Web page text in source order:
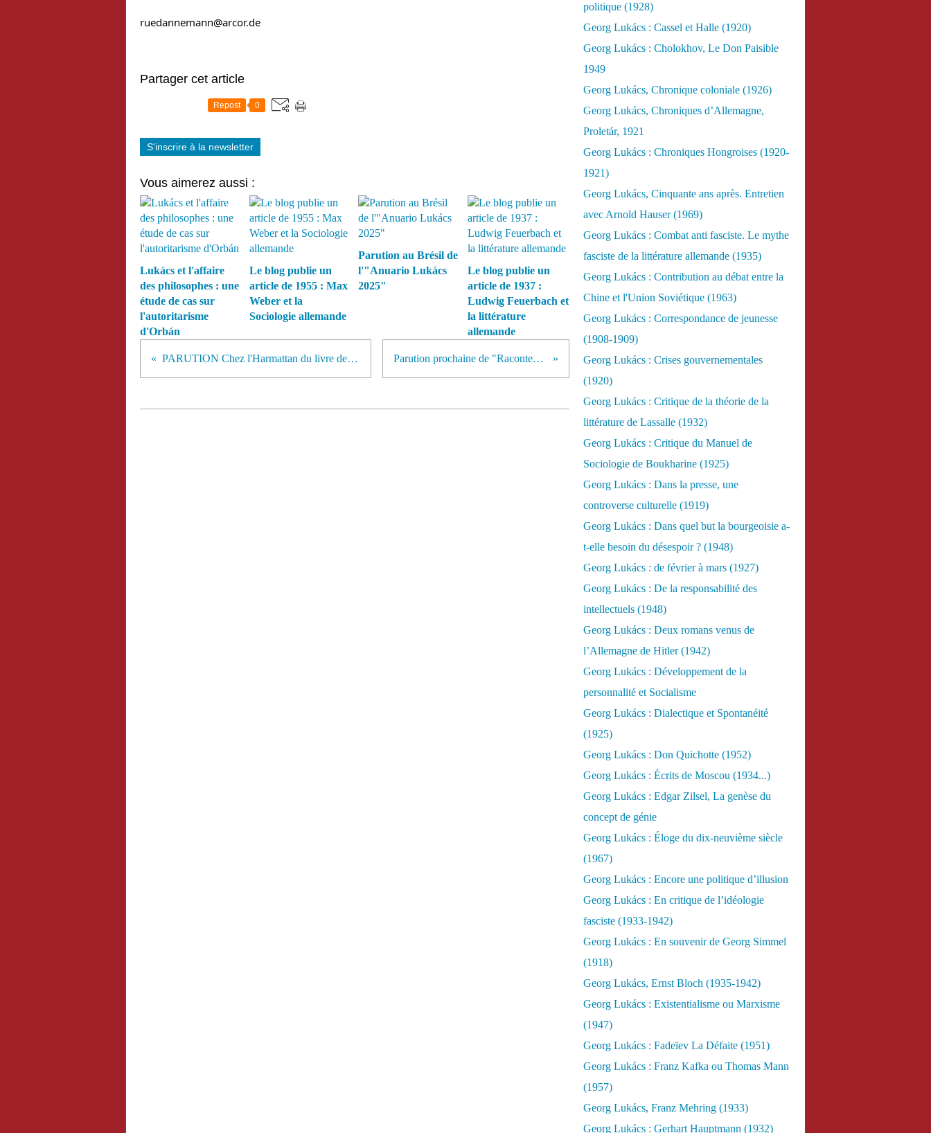
ruedannemann@arcor.de
Partager cet article
Repost 0
S'inscrire à la newsletter
Vous aimerez aussi :
Lukács et l'affaire
des philosophes : une
étude de cas sur
l'autoritarisme
d'Orbán
Le blog publie un
article de 1955 : Max
Weber et la
Sociologie allemande
Parution au Brésil de
l'"Anuario Lukács
2025"
Le blog publie un
article de 1937 :
Ludwig Feuerbach et
la littérature
allemande
PARUTION Chez l'Harmattan du livre de Nikos Foufas. Parution prochaine de "Raconter ou décrire"
politique (1928)
Georg Lukács : Cassel et Halle (1920)
Georg Lukács : Cholokhov, Le Don Paisible
1949
Georg Lukács, Chronique coloniale (1926)
Georg Lukács, Chroniques d’Allemagne,
Proletár, 1921
Georg Lukács : Chroniques Hongroises (1920-
1921)
Georg Lukács, Cinquante ans après. Entretien
avec Arnold Hauser (1969)
Georg Lukács : Combat anti fasciste. Le mythe
fasciste de la littérature allemande (1935)
Georg Lukács : Contribution au débat entre la
Chine et l'Union Soviétique (1963)
Georg Lukács : Correspondance de jeunesse
(1908-1909)
Georg Lukács : Crises gouvernementales
(1920)
Georg Lukács : Critique de la théorie de la
littérature de Lassalle (1932)
Georg Lukács : Critique du Manuel de
Sociologie de Boukharine (1925)
Georg Lukács : Dans la presse, une
controverse culturelle (1919)
Georg Lukács : Dans quel but la bourgeoisie a-
t-elle besoin du désespoir ? (1948)
Georg Lukács : de février à mars (1927)
Georg Lukács : De la responsabilité des
intellectuels (1948)
Georg Lukács : Deux romans venus de
l’Allemagne de Hitler (1942)
Georg Lukács : Développement de la
personnalité et Socialisme
Georg Lukács : Dialectique et Spontanéité
(1925)
Georg Lukács : Don Quichotte (1952)
Georg Lukács : Écrits de Moscou (1934...)
Georg Lukács : Edgar Zilsel, La genèse du
concept de génie
Georg Lukács : Éloge du dix-neuvième siècle
(1967)
Georg Lukács : Encore une politique d’illusion
Georg Lukács : En critique de l’idéologie
fasciste (1933-1942)
Georg Lukács : En souvenir de Georg Simmel
(1918)
Georg Lukács, Ernst Bloch (1935-1942)
Georg Lukács : Existentialisme ou Marxisme
(1947)
Georg Lukács : Fadeïev La Défaite (1951)
Georg Lukács : Franz Kafka ou Thomas Mann
(1957)
Georg Lukács, Franz Mehring (1933)
Georg Lukács : Gerhart Hauptmann (1932)